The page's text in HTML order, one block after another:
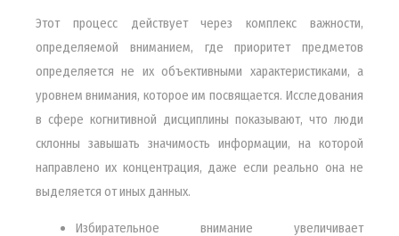
Этот процесс действует через комплекс важности,
определяемой вниманием, где приоритет предметов
определяется не их объективными характеристиками, а
уровнем внимания, которое им посвящается. Исследования
в сфере когнитивной дисциплины показывают, что люди
склонны завышать значимость информации, на которой
направлено их концентрация, даже если реально она не
выделяется от иных данных.
Избирательное внимание увеличивает